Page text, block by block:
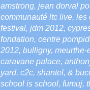
amstrong, jean dorval
communauté ltc live, les
festival, jdm 2012,
fondation, centre
2012, bulligny, meurthe-
caravane palace,
yard, c2c, shantel, &
school is school, fumuj,